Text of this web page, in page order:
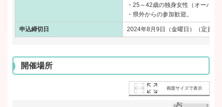
・25～42歳の独身女性（オーバー
・県外からの参加歓迎。
申込締切日 2024年8月9日（金曜日）（定員に
開催場所
画面サイズで表示